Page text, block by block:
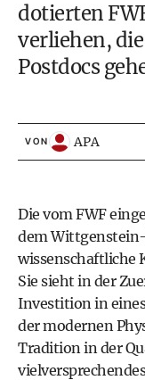
dotierten
verliehen,
Postdocs
VON APA
Die vom FWF
dem
wissenschaftliche
Sie sieht in der
Investition in
der modernen
Tradition in der